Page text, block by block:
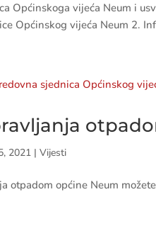
Općinskoga vijeća Neum i
Općinskog vijeća Neum 2.
2021 |Vijesti
otpadom općine Neum